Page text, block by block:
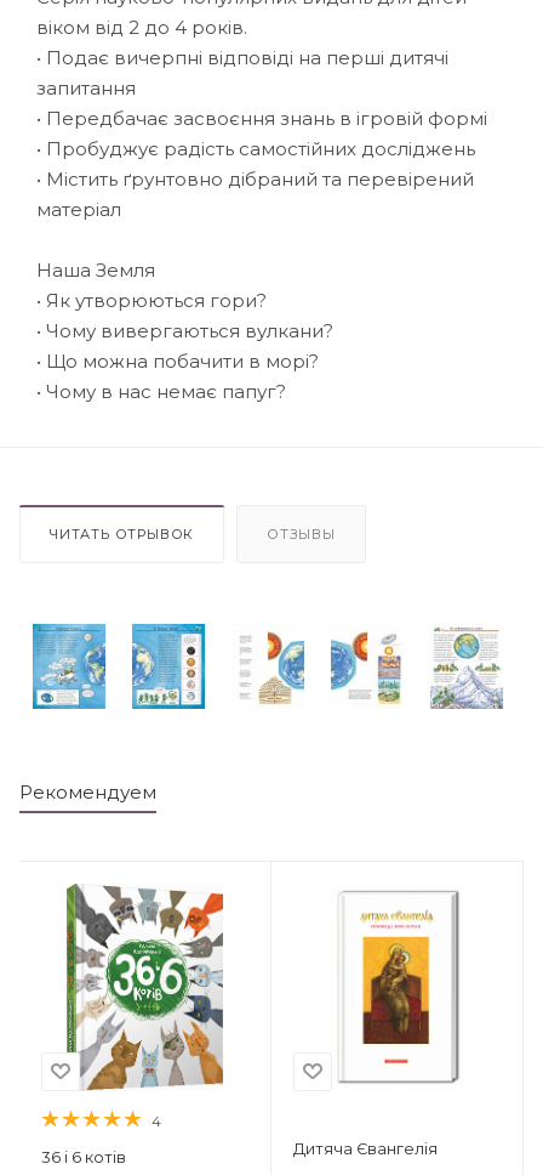
віком від 2 до 4 років.
• Подає вичерпні відповіді на перші дитячі
запитання
• Передбачає засвоєння знань в ігровій формі
• Пробуджує радість самостійних досліджень
• Містить ґрунтовно дібраний та перевірений
матеріал
Наша Земля
• Як утворюються гори?
• Чому вивергаються вулкани?
• Що можна побачити в морі?
• Чому в нас немає папуг?
ЧИТАТЬ ОТРЫВОК ОТЗЫВЫ
Рекомендуем
4
36 і 6 котів Дитяча Євангелія